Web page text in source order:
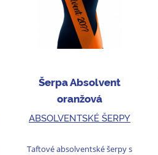
Šerpa Absolvent
oranžová
ABSOLVENTSKÉ ŠERPY
Taftové absolventské šerpy s